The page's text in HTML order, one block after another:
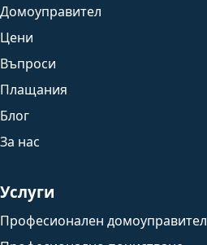
Домоуправител
Цени
Въпроси
Плащания
Блог
За нас
Услуги
Професионален домоуправител